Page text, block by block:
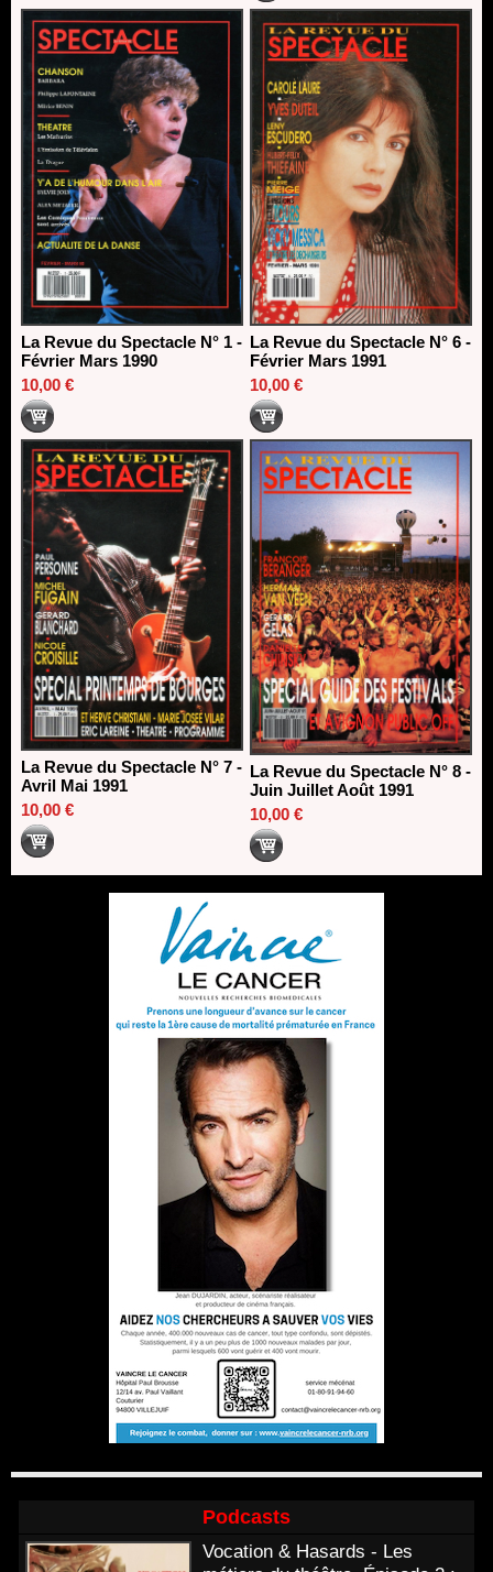
La Revue du Spectacle N° 1 -
Février Mars 1990
10,00 €
La Revue du Spectacle N° 6 -
Février Mars 1991
10,00 €
La Revue du Spectacle N° 7 -
Avril Mai 1991
10,00 €
La Revue du Spectacle N° 8 -
Juin Juillet Août 1991
10,00 €
Podcasts
Vocation & Hasards - Les